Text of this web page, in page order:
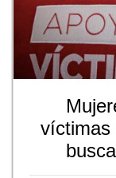
víctimas